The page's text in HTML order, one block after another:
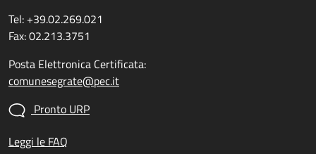
Tel: +39.02.269.021
Fax: 02.213.3751
Posta Elettronica Certificata:
comunesegrate@pec.it
Pronto URP
Leggi le FAQ